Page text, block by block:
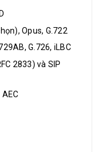
Opus, G.722
G.726, iLBC
2833) và SIP